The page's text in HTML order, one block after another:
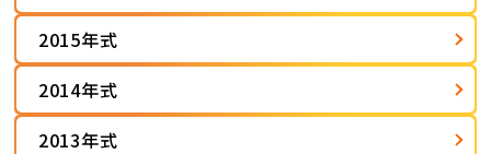
2015年式
2014年式
2013年式